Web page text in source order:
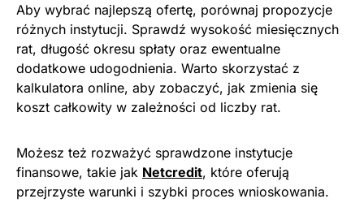
Aby wybrać najlepszą ofertę, porównaj propozycje
różnych instytucji. Sprawdź wysokość miesięcznych
rat, długość okresu spłaty oraz ewentualne
dodatkowe udogodnienia. Warto skorzystać z
kalkulatora online, aby zobaczyć, jak zmienia się
koszt całkowity w zależności od liczby rat.
Możesz też rozważyć sprawdzone instytucje
finansowe, takie jak Netcredit, które oferują
przejrzyste warunki i szybki proces wnioskowania.